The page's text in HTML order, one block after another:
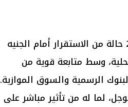
يشهد سعر الدولار اليوم الخميس 24 يوليو 2025 حالة من الاستقرار أمام الجنيه
وسط متابعة قوية من
الرسمية والسوق الموازية.
لما له من تأثير مباشر على